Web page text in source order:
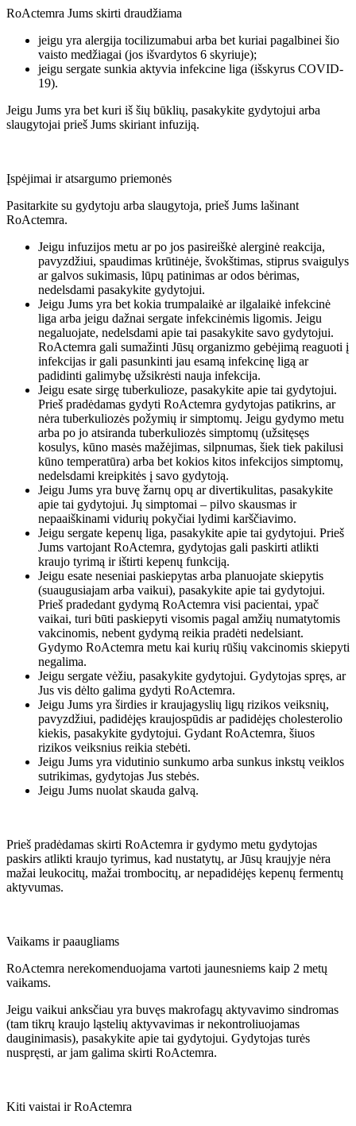
RoActemra Jums skirti draudžiama
jeigu yra alergija tocilizumabui arba bet kuriai pagalbinei šio
vaisto medžiagai (jos išvardytos 6 skyriuje);
jeigu sergate sunkia aktyvia infekcine liga (išskyrus COVID-
19).
Jeigu Jums yra bet kuri iš šių būklių, pasakykite gydytojui arba
slaugytojai prieš Jums skiriant infuziją.
Įspėjimai ir atsargumo priemonės
Pasitarkite su gydytoju arba slaugytoja, prieš Jums lašinant
RoActemra.
Jeigu infuzijos metu ar po jos pasireiškė alerginė reakcija,
pavyzdžiui, spaudimas krūtinėje, švokštimas, stiprus svaigulys
ar galvos sukimasis, lūpų patinimas ar odos bėrimas,
nedelsdami pasakykite gydytojui.
Jeigu Jums yra bet kokia trumpalaikė ar ilgalaikė infekcinė
liga arba jeigu dažnai sergate infekcinėmis ligomis. Jeigu
negaluojate, nedelsdami apie tai pasakykite savo gydytojui.
RoActemra gali sumažinti Jūsų organizmo gebėjimą reaguoti į
infekcijas ir gali pasunkinti jau esamą infekcinę ligą ar
padidinti galimybę užsikrėsti nauja infekcija.
Jeigu esate sirgę tuberkulioze, pasakykite apie tai gydytojui.
Prieš pradėdamas gydyti RoActemra gydytojas patikrins, ar
nėra tuberkuliozės požymių ir simptomų. Jeigu gydymo metu
arba po jo atsiranda tuberkuliozės simptomų (užsitęsęs
kosulys, kūno masės mažėjimas, silpnumas, šiek tiek pakilusi
kūno temperatūra) arba bet kokios kitos infekcijos simptomų,
nedelsdami kreipkitės į savo gydytoją.
Jeigu Jums yra buvę žarnų opų ar divertikulitas, pasakykite
apie tai gydytojui. Jų simptomai – pilvo skausmas ir
nepaaiškinami vidurių pokyčiai lydimi karščiavimo.
Jeigu sergate kepenų liga, pasakykite apie tai gydytojui. Prieš
Jums vartojant RoActemra, gydytojas gali paskirti atlikti
kraujo tyrimą ir ištirti kepenų funkciją.
Jeigu esate neseniai paskiepytas arba planuojate skiepytis
(suaugusiajam arba vaikui), pasakykite apie tai gydytojui.
Prieš pradedant gydymą RoActemra visi pacientai, ypač
vaikai, turi būti paskiepyti visomis pagal amžių numatytomis
vakcinomis, nebent gydymą reikia pradėti nedelsiant.
Gydymo RoActemra metu kai kurių rūšių vakcinomis skiepyti
negalima.
Jeigu sergate vėžiu, pasakykite gydytojui. Gydytojas spręs, ar
Jus vis dėlto galima gydyti RoActemra.
Jeigu Jums yra širdies ir kraujagyslių ligų rizikos veiksnių,
pavyzdžiui, padidėjęs kraujospūdis ar padidėjęs cholesterolio
kiekis, pasakykite gydytojui. Gydant RoActemra, šiuos
rizikos veiksnius reikia stebėti.
Jeigu Jums yra vidutinio sunkumo arba sunkus inkstų veiklos
sutrikimas, gydytojas Jus stebės.
Jeigu Jums nuolat skauda galvą.
Prieš pradėdamas skirti RoActemra ir gydymo metu gydytojas
paskirs atlikti kraujo tyrimus, kad nustatytų, ar Jūsų kraujyje nėra
mažai leukocitų, mažai trombocitų, ar nepadidėjęs kepenų fermentų
aktyvumas.
Vaikams ir paaugliams
RoActemra nerekomenduojama vartoti jaunesniems kaip 2 metų
vaikams.
Jeigu vaikui anksčiau yra buvęs makrofagų aktyvavimo sindromas
(tam tikrų kraujo ląstelių aktyvavimas ir nekontroliuojamas
dauginimasis), pasakykite apie tai gydytojui. Gydytojas turės
nuspręsti, ar jam galima skirti RoActemra.
Kiti vaistai ir RoActemra